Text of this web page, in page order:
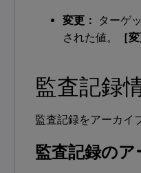
変更：
ターゲ
された値。
［
監査記録
監査記録をアーカイ
監査記録の